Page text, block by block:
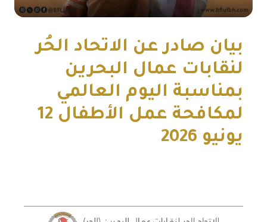
بيان صادر عن الاتحاد الحُر
لنقابات عمال البحرين
بمناسبة اليوم العالمي
لمكافحة عمل الأطفال 12
يونيو 2026